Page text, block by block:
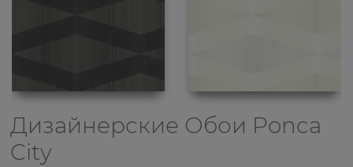
Дизайнерские Обои Ponca
City